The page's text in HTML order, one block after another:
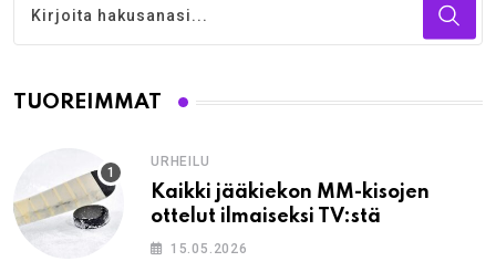
TUOREIMMAT
URHEILU
Kaikki jääkiekon MM-kisojen
ottelut ilmaiseksi TV:stä
15.05.2026